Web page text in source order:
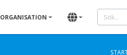
ORGANISATION